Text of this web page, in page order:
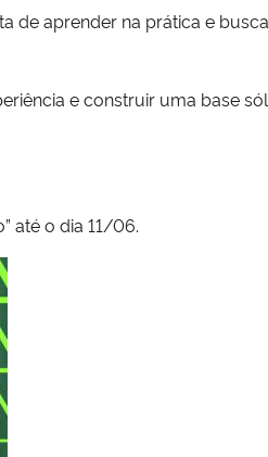
de aprender na prática e
e construir uma base
até o dia 11/06.